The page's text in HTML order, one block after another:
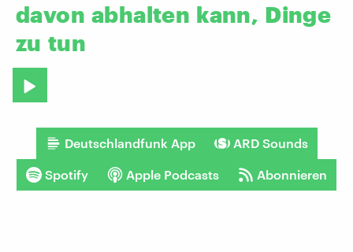
davon abhalten kann, Dinge
zu tun
Deutschlandfunk App ARD Sounds
Spotify Apple Podcasts Abonnieren